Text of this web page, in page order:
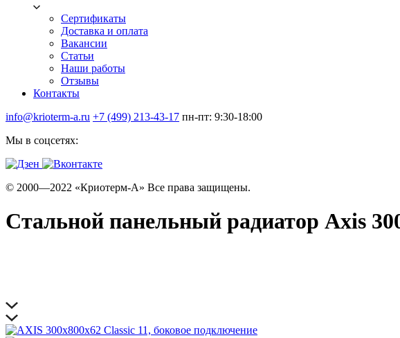
Сертификаты
Доставка и оплата
Вакансии
Статьи
Наши работы
Отзывы
Контакты
info@krioterm-a.ru +7 (499) 213-43-17 пн-пт: 9:30-18:00
Мы в соцсетях:
© 2000—2022 «Криотерм-А» Все права защищены.
Стальной панельный радиатор Axis